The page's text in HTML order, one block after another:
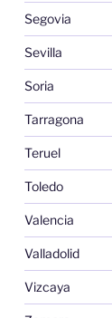
Segovia
Sevilla
Soria
Tarragona
Teruel
Toledo
Valencia
Valladolid
Vizcaya